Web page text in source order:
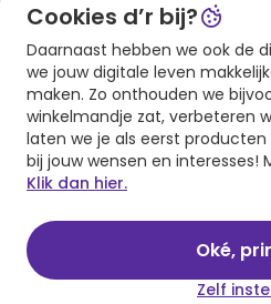
Download onze app
Cookies d’r bij?
Daarnaast hebben we ook de
we jouw digitale leven
maken. Zo onthouden we
winkelmandje zat, verbeteren
laten we je als eerst
bij jouw wensen en interesses!
Klik dan hier.
Oké,
Zelf